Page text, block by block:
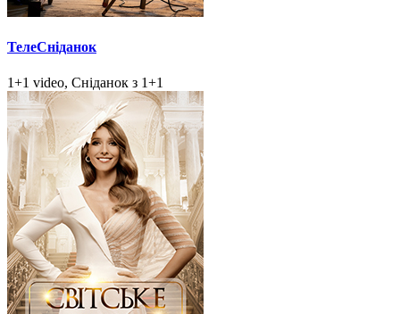
ТелеСніданок
1+1 video, Сніданок з 1+1